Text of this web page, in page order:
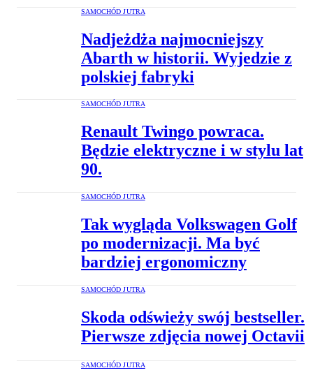
SAMOCHÓD JUTRA
Nadjeżdża najmocniejszy
Abarth w historii. Wyjedzie z
polskiej fabryki
SAMOCHÓD JUTRA
Renault Twingo powraca.
Będzie elektryczne i w stylu lat
90.
SAMOCHÓD JUTRA
Tak wygląda Volkswagen Golf
po modernizacji. Ma być
bardziej ergonomiczny
SAMOCHÓD JUTRA
Skoda odświeży swój bestseller.
Pierwsze zdjęcia nowej Octavii
SAMOCHÓD JUTRA